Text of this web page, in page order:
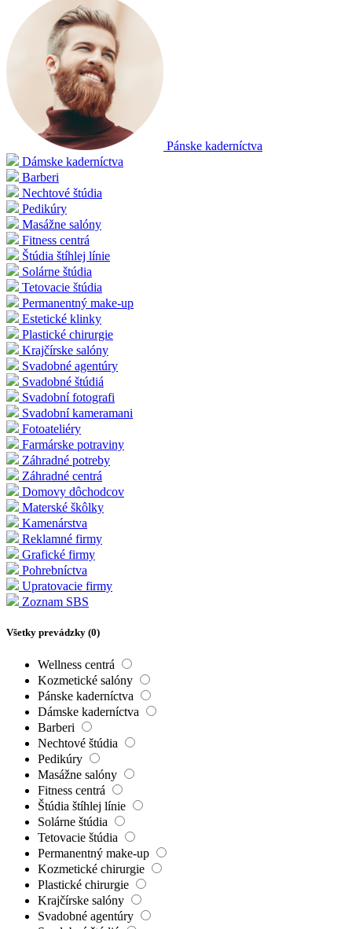
Pánske kaderníctva
Dámske kaderníctva
Barberi
Nechtové štúdia
Pedikúry
Masážne salóny
Fitness centrá
Štúdia štíhlej línie
Solárne štúdia
Tetovacie štúdia
Permanentný make-up
Estetické klinky
Plastické chirurgie
Krajčírske salóny
Svadobné agentúry
Svadobné štúdiá
Svadobní fotografi
Svadobní kameramani
Fotoateliéry
Farmárske potraviny
Záhradné potreby
Záhradné centrá
Domovy dôchodcov
Materské škôlky
Kamenárstva
Reklamné firmy
Grafické firmy
Pohrebníctva
Upratovacie firmy
Zoznam SBS
Všetky prevádzky (0)
Wellness centrá
Kozmetické salóny
Pánske kaderníctva
Dámske kaderníctva
Barberi
Nechtové štúdia
Pedikúry
Masážne salóny
Fitness centrá
Štúdia štíhlej línie
Solárne štúdia
Tetovacie štúdia
Permanentný make-up
Kozmetické chirurgie
Plastické chirurgie
Krajčírske salóny
Svadobné agentúry